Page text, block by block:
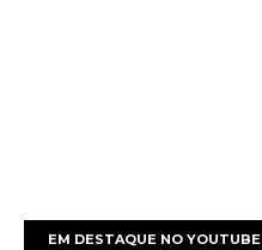
EM DESTAQUE NO YOUTUBE